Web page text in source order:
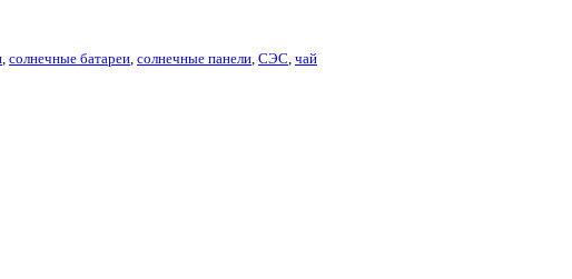
, солнечные батареи, солнечные панели, СЭС, чай